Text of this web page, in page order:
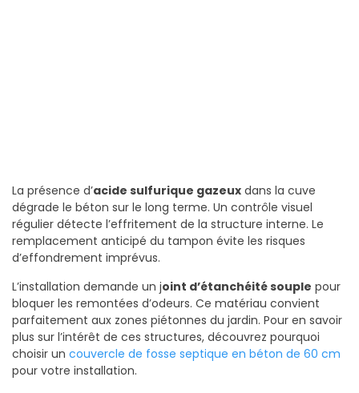
La présence d’acide sulfurique gazeux dans la cuve
dégrade le béton sur le long terme. Un contrôle visuel
régulier détecte l’effritement de la structure interne. Le
remplacement anticipé du tampon évite les risques
d’effondrement imprévus.
L’installation demande un joint d’étanchéité souple pour
bloquer les remontées d’odeurs. Ce matériau convient
parfaitement aux zones piétonnes du jardin. Pour en savoir
plus sur l’intérêt de ces structures, découvrez pourquoi
choisir un couvercle de fosse septique en béton de 60 cm
pour votre installation.